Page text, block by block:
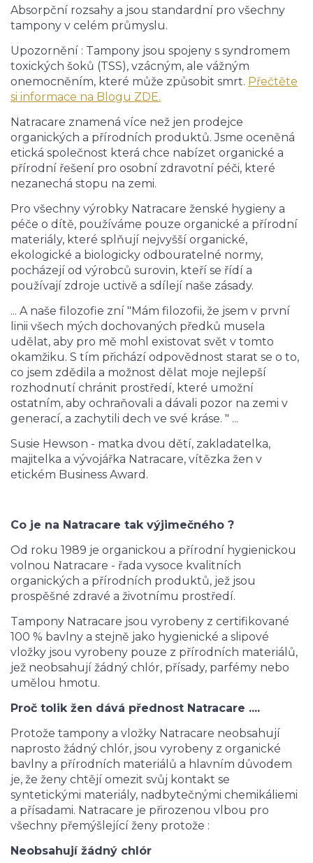
Absorpční rozsahy a jsou standardní pro všechny
tampony v celém průmyslu.
Upozornění : Tampony jsou spojeny s syndromem
toxických šoků (TSS), vzácným, ale vážným
onemocněním, které může způsobit smrt. Přečtěte
si informace na Blogu ZDE.
Natracare znamená více než jen prodejce
organických a přírodních produktů. Jsme oceněná
etická společnost která chce nabízet organické a
přírodní řešení pro osobní zdravotní péči, které
nezanechá stopu na zemi.
Pro všechny výrobky Natracare ženské hygieny a
péče o dítě, používáme pouze organické a přírodní
materiály, které splňují nejvyšší organické,
ekologické a biologicky odbouratelné normy,
pocházejí od výrobců surovin, kteří se řídí a
používají zdroje uctivě a sdílejí naše zásady.
... A naše filozofie zní "Mám filozofii, že jsem v první
linii všech mých dochovaných předků musela
udělat, aby pro mě mohl existovat svět v tomto
okamžiku. S tím přichází odpovědnost starat se o to,
co jsem zdědila a možnost dělat moje nejlepší
rozhodnutí chránit prostředí, které umožní
ostatním, aby ochraňovali a dávali pozor na zemi v
generací, a zachytili dech ve své kráse. " ...
Susie Hewson - matka dvou dětí, zakladatelka,
majitelka a vývojářka Natracare, vítězka žen v
etickém Business Award.
Co je na Natracare tak výjimečného ?
Od roku 1989 je organickou a přírodní hygienickou
volnou Natracare - řada vysoce kvalitních
organických a přírodních produktů, jež jsou
prospěšné zdravé a životnímu prostředí.
Tampony Natracare jsou vyrobeny z certifikované
100 % bavlny a stejně jako hygienické a slipové
vložky jsou vyrobeny pouze z přírodních materiálů,
jež neobsahují žádný chlór, přísady, parfémy nebo
umělou hmotu.
Proč tolik žen dává přednost Natracare ....
Protože tampony a vložky Natracare neobsahují
naprosto žádný chlór, jsou vyrobeny z organické
bavlny a přírodních materiálů a hlavním důvodem
je, že ženy chtějí omezit svůj kontakt se
syntetickými materiály, nadbytečnými chemikáliemi
a přísadami. Natracare je přirozenou vlbou pro
všechny přemýšlející ženy protože :
Neobsahují žádný chlór